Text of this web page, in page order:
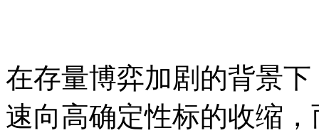
在存量博弈加剧的背景
速向高确定性标的收缩